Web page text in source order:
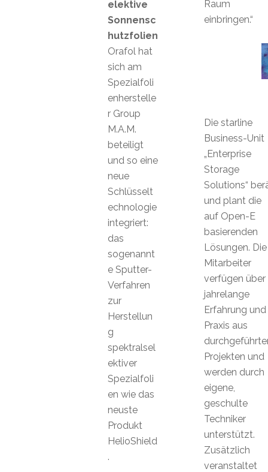
Raum
einbringen.“
Die starline
Business-Unit
„Enterprise
Storage
Solutions“
und plant die
auf Open-E
basierenden
Lösungen. Die
Mitarbeiter
verfügen über
jahrelange
Erfahrung und
Praxis aus
Projekten und
werden durch
eigene,
geschulte
Techniker
unterstützt.
Zusätzlich
veranstaltet
elektive
Sonnensc
hutzfolien
Orafol hat
sich am
Spezialfoli
enherstelle
r Group
M.A.M.
beteiligt
und so eine
neue
Schlüsselt
echnologie
integriert:
das
sogenannt
e Sputter-
Verfahren
zur
Herstellun
g
spektralsel
ektiver
Spezialfoli
en wie das
neuste
Produkt
HelioShield
.